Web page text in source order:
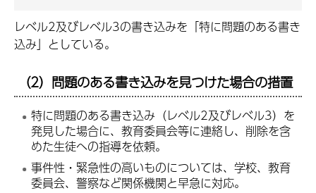
レベル2及びレベル3の書き込みを「特に問題のある書き
込み」としている。
（2）問題のある書き込みを見つけた場合の措置
特に問題のある書き込み（レベル2及びレベル3）を
発見した場合に、教育委員会等に連絡し、削除を含
めた生徒への指導を依頼。
事件性・緊急性の高いものについては、学校、教育
委員会、警察など関係機関と早急に対応。